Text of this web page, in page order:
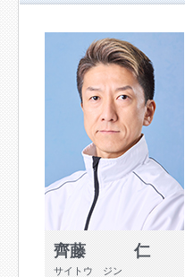
齊藤 仁
サイトウ ジン